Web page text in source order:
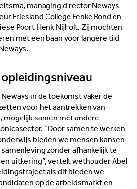
managing director Neways
Friesland College Fenke Rond en
Poort Henk Nijholt. Zij mochten
met een baan voor langere tijd
opleidingsniveau
in de toekomst vaker de
voor het aantrekken van
mogelijk samen met andere
“Door samen te werken
bieden we mensen kansen
zonder afhankelijk te
uitkering”, vertelt wethouder Abel
als dit bieden we
op de arbeidsmarkt en